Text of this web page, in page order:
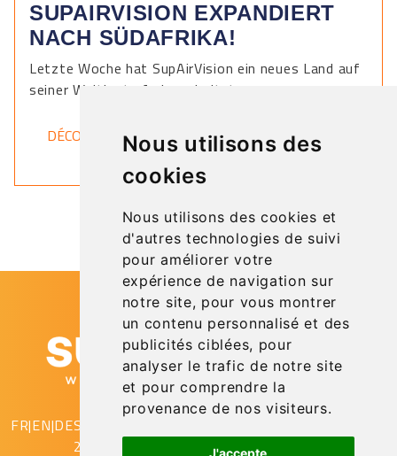
Nous utilisons des
cookies
Nous utilisons des cookies et
d'autres technologies de suivi
pour améliorer votre
expérience de navigation sur
notre site, pour vous montrer
un contenu personnalisé et des
publicités ciblées, pour
analyser le trafic de notre site
et pour comprendre la
provenance de nos visiteurs.
J'accepte
SUPAIRVISION EXPANDIERT
NACH SÜDAFRIKA!
Letzte Woche hat SupAirVision ein neues Land auf
seiner Weltkarte freigeschaltet.
DÉCOUVRIR
FR|EN|DESupAirVision
2 rue Gustave Eiffel